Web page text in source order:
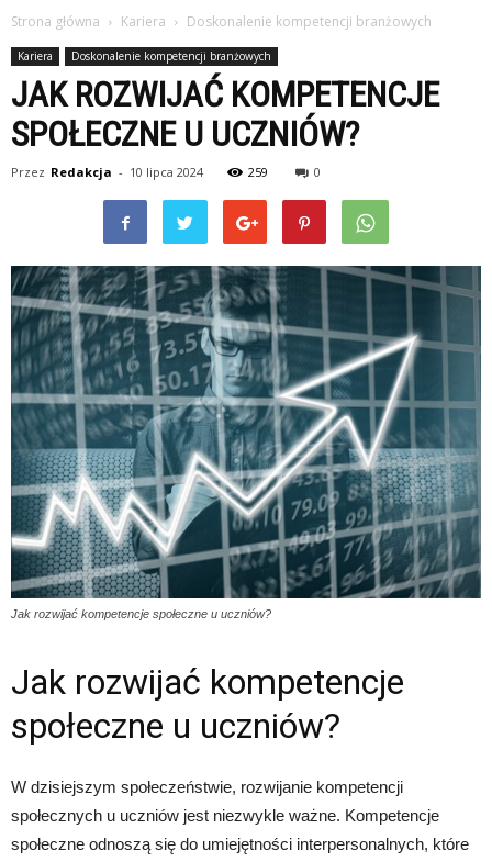
Strona główna Kariera Doskonalenie kompetencji branżowych
Kariera Doskonalenie kompetencji branżowych
JAK ROZWIJAĆ KOMPETENCJE
SPOŁECZNE U UCZNIÓW?
Przez Redakcja - 10 lipca 2024 259 0
Jak rozwijać kompetencje społeczne u uczniów?
Jak rozwijać kompetencje
społeczne u uczniów?
W dzisiejszym społeczeństwie, rozwijanie kompetencji
społecznych u uczniów jest niezwykle ważne. Kompetencje
społeczne odnoszą się do umiejętności interpersonalnych, które